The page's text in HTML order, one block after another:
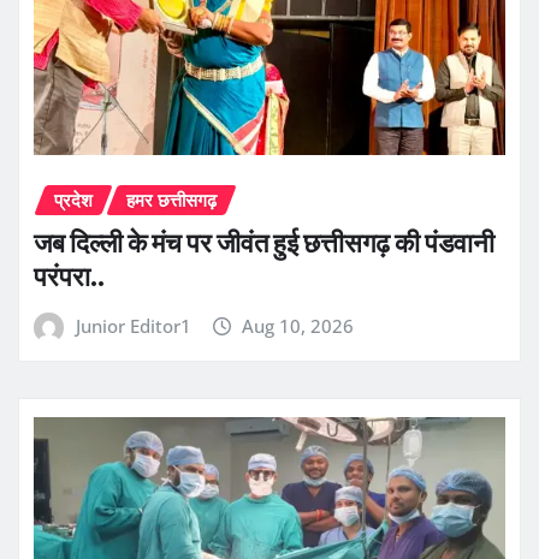
प्रदेश हमर छत्तीसगढ़
जब दिल्ली के मंच पर जीवंत हुई छत्तीसगढ़ की पंडवानी
परंपरा..
Junior Editor1 Aug 10, 2026